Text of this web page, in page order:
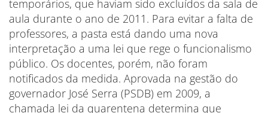
temporários, que haviam sido excluídos da sala de
aula durante o ano de 2011. Para evitar a falta de
professores, a pasta está dando uma nova
interpretação a uma lei que rege o funcionalismo
público. Os docentes, porém, não foram
notificados da medida. Aprovada na gestão do
governador José Serra (PSDB) em 2009, a
chamada lei da quarentena determina que